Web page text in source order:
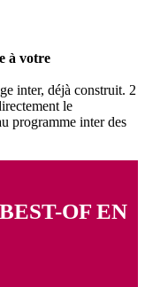
à votre
inter, déjà construit. 2
le
programme inter des
OF EN